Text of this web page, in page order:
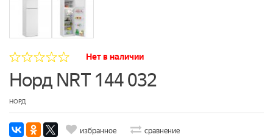
Нет в наличии
Норд NRT 144 032
НОРД
избранное сравнение